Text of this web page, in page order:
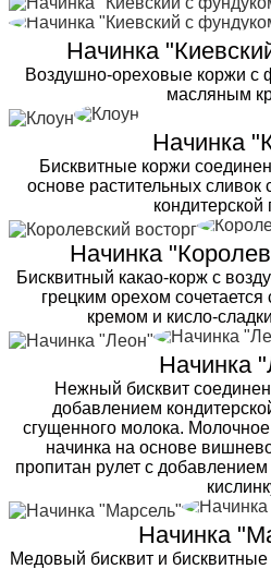
Начинка
Воздушно-ореховые коржи с
масляным
Начинка
Бисквитные коржи
основе растительных
кондитерской
Начинка
Бисквитный какао-корж с
грецким орехом
кремом и кисло-
Начинка
Нежный бисквит
добавлением
сгущенного молока.
начинка на основе
пропитан рулет с
Начинка
Медовый бисквит и